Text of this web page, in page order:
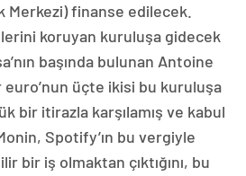
Merkezi) finanse edilecek.
koruyan kuruluşa gidecek
başında bulunan Antoine
euro’nun üçte ikisi bu kuruluşa
bir itirazla karşılamış ve kabul
Spotify’ın bu vergiyle
bir iş olmaktan çıktığını, bu